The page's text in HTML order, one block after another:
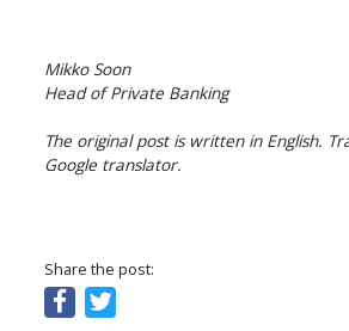
Mikko Soon
Head of Private Banking
The original post is written in English.
Google translator.
Share the post: